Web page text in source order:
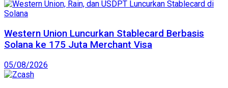
Western Union Luncurkan Stablecard Berbasis
Solana ke 175 Juta Merchant Visa
05/08/2026